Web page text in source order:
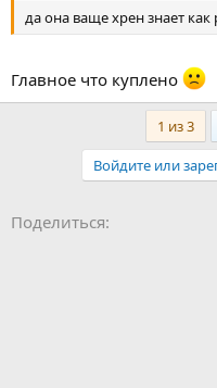
да она ваще хрен знает как
Главное что куплено
1 из 3
Войдите или
Поделиться: